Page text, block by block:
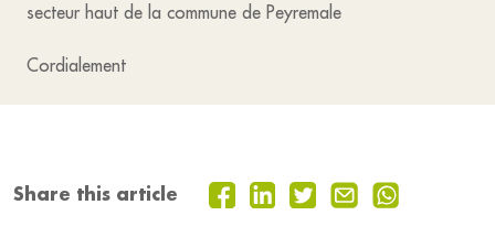
secteur haut de la commune de Peyremale
Cordialement
Share this article